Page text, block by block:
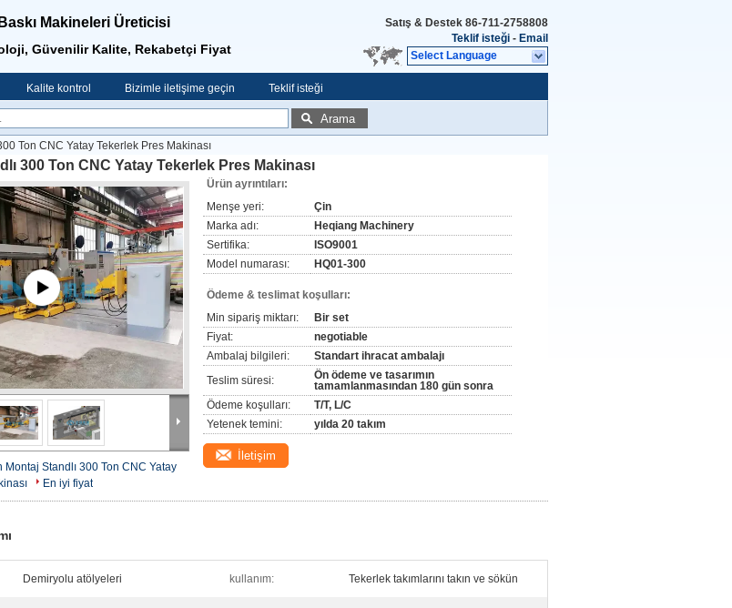
Makineleri Üreticisi
Güvenilir Kalite, Rekabetçi Fiyat
Satış & Destek 86-711-2758808
Teklif isteği - Email
Select Language
Kalite kontrol Bizimle iletişime geçin Teklif isteği
Arama
Ton CNC Yatay Tekerlek Pres Makinası
300 Ton CNC Yatay Tekerlek Pres Makinası
Montaj Standlı 300 Ton CNC Yatay
En iyi fiyat
Ürün ayrıntıları:
Menşe yeri:
Çin
Marka adı:
Heqiang Machinery
Sertifika:
ISO9001
Model numarası:
HQ01-300
Ödeme & teslimat koşulları:
Min sipariş miktarı:
Bir set
Fiyat:
negotiable
Ambalaj bilgileri:
Standart ihracat ambalajı
Teslim süresi:
Ön ödeme ve tasarımın
tamamlanmasından 180 gün sonra
Ödeme koşulları:
T/T, L/C
Yetenek temini:
yılda 20 takım
İletişim
Demiryolu atölyeleri kullanım: Tekerlek takımlarını takın ve sökün